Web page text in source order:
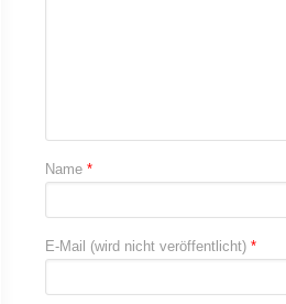
Name *
E-Mail (wird nicht veröffentlicht) *